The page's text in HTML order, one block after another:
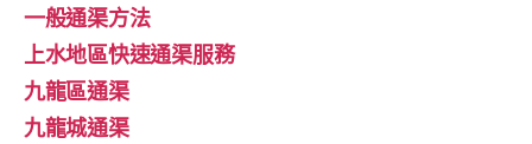
一般通渠方法
上水地區快速通渠服務
九龍區通渠
九龍城通渠